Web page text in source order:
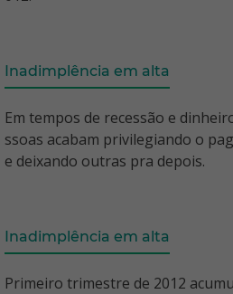
Inadimplência em alta
Em tempos de recessão e
ssoas acabam privilegiando o
e deixando outras pra depois.
Inadimplência em alta
Primeiro trimestre de 2012